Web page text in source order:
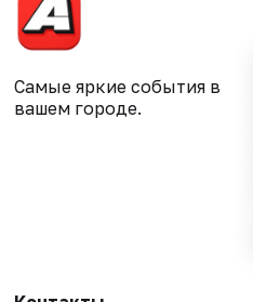
Самые яркие события в
вашем городе.